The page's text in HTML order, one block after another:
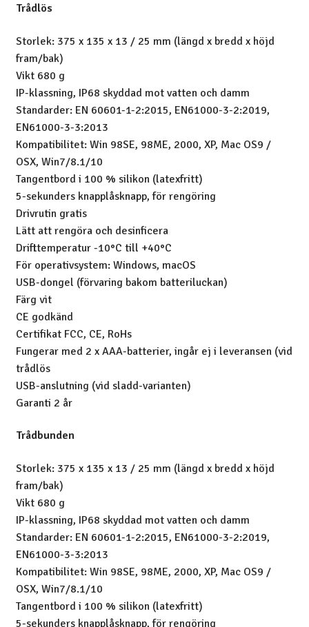
Trådlös
Storlek: 375 x 135 x 13 / 25 mm (längd x bredd x höjd
fram/bak)
Vikt 680 g
IP-klassning, IP68 skyddad mot vatten och damm
Standarder: EN 60601-1-2:2015, EN61000-3-2:2019,
EN61000-3-3:2013
Kompatibilitet: Win 98SE, 98ME, 2000, XP, Mac OS9 /
OSX, Win7/8.1/10
Tangentbord i 100 % silikon (latexfritt)
5-sekunders knapplåsknapp, för rengöring
Drivrutin gratis
Lätt att rengöra och desinficera
Drifttemperatur -10°C till +40°C
För operativsystem: Windows, macOS
USB-dongel (förvaring bakom batteriluckan)
Färg vit
CE godkänd
Certifikat FCC, CE, RoHs
Fungerar med 2 x AAA-batterier, ingår ej i leveransen (vid
trådlös
USB-anslutning (vid sladd-varianten)
Garanti 2 år
Trådbunden
Storlek: 375 x 135 x 13 / 25 mm (längd x bredd x höjd
fram/bak)
Vikt 680 g
IP-klassning, IP68 skyddad mot vatten och damm
Standarder: EN 60601-1-2:2015, EN61000-3-2:2019,
EN61000-3-3:2013
Kompatibilitet: Win 98SE, 98ME, 2000, XP, Mac OS9 /
OSX, Win7/8.1/10
Tangentbord i 100 % silikon (latexfritt)
5-sekunders knapplåsknapp, för rengöring